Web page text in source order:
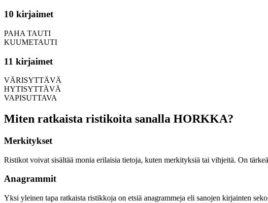
10 kirjaimet
PAHA TAUTI
KUUMETAUTI
11 kirjaimet
VÄRISYTTÄVÄ
HYTISYTTÄVÄ
VAPISUTTAVA
Miten ratkaista ristikoita sanalla HORKKA?
Merkitykset
Ristikot voivat sisältää monia erilaisia tietoja, kuten merkityksiä tai vihjeitä. On
Anagrammit
Yksi yleinen tapa ratkaista ristikkoja on etsiä anagrammeja eli sanojen kirjainten